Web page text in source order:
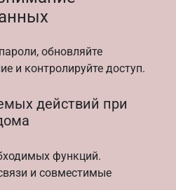
обновляйте
и контролируйте доступ.
действий при
функций.
и совместимые